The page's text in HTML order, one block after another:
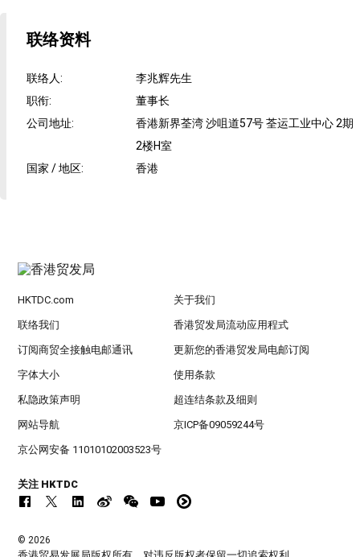
联络资料
联络人:
李兆辉先生
职衔:
董事长
公司地址:
香港新界荃湾 沙咀道57号 荃运工业中心 2期
2楼H室
国家 / 地区: 香港
HKTDC.com 关于我们
联络我们 香港贸发局流动应用程式
订阅商贸全接触电邮通讯 更新您的香港贸发局电邮订阅
字体大小 使用条款
私隐政策声明 超连结条款及细则
网站导航 京ICP备09059244号
京公网安备 11010102003523号
关注 HKTDC
© 2026